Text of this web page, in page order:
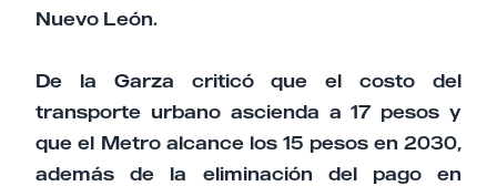
Nuevo León.
De la Garza criticó que el costo del
transporte urbano ascienda a 17 pesos y
que el Metro alcance los 15 pesos en 2030,
además de la eliminación del pago en